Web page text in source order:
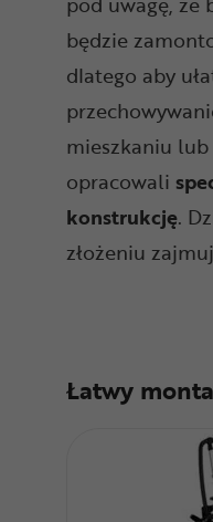
będzie
dlatego aby
mieszkaniu
opracowali
konstrukcję.
złożeniu
Łatwy